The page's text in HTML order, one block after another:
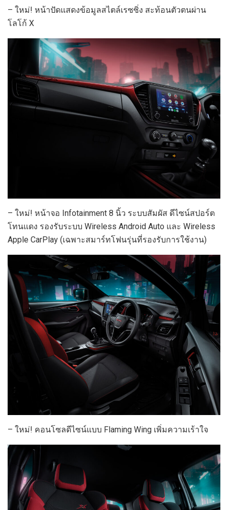
– ใหม่! หน้าปัดแสดงข้อมูลสไตล์เรซซิ่ง สะท้อนตัวตนผ่าน
โลโก้ X
– ใหม่! หน้าจอ Infotainment 8 นิ้ว ระบบสัมผัส ดีไซน์สปอร์ต
โทนแดง รองรับระบบ Wireless Android Auto และ Wireless
Apple CarPlay (เฉพาะสมาร์ทโฟนรุ่นที่รองรับการใช้งาน)
– ใหม่! คอนโซลดีไซน์แบบ Flaming Wing เพิ่มความเร้าใจ